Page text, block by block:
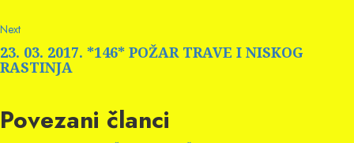
NextNext
post:
23. 03. 2017. *146* POŽAR TRAVE I NISKOG
RASTINJA
Povezani članci